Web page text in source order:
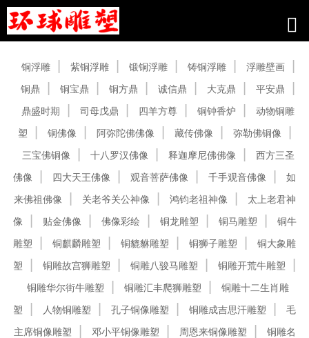
铜浮雕 紫铜浮雕 锻铜浮雕 铸铜浮雕
浮雕壁画
铜鼎
铜宝鼎 铜方鼎 诚信鼎 大克鼎
平安鼎
鼎盛时期
司母戊鼎 四羊方尊 铜钟香炉
动物铜雕
塑
铜佛像 阿弥陀佛佛像 藏传佛像
弥勒佛铜像
三宝佛铜像
十八罗汉佛像 释迦摩尼佛佛像
西方三圣
佛像
四大天王佛像 观音菩萨佛像 千手观音佛像
如
来佛祖佛像
关老爷关公神像 鸿钧老祖神像
太上老君神
像
贴金佛像 佛像彩绘 铜龙雕塑 铜马雕塑
铜牛
雕塑
铜麒麟雕塑 铜貔貅雕塑 铜狮子雕塑
铜大象雕
塑
铜雕故宫狮雕塑 铜雕八骏马雕塑
铜雕开荒牛雕塑
铜雕华尔街牛雕塑
铜雕汇丰爬狮雕塑
铜雕十二生肖雕
塑
人物铜雕塑 孔子铜像雕塑 铜雕成吉思汗雕塑
毛
主席铜像雕塑
邓小平铜像雕塑 周恩来铜像雕塑
铜雕名